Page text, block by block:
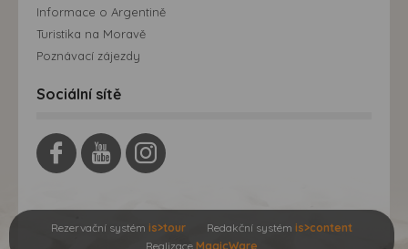
Informace o Argentině
Turistika na Moravě
Poznávací zájezdy
Sociální sítě
Rezervační systém is>tour Redakční systém is>content
Realizace MagicWare